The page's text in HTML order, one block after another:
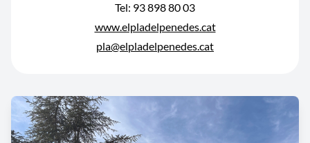
Tel: 93 898 80 03
www.elpladelpenedes.cat
pla@elpladelpenedes.cat